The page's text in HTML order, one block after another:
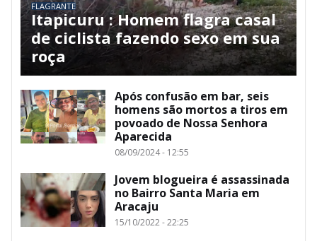
FLAGRANTE
Itapicuru : Homem flagra casal
de ciclista fazendo sexo em sua
roça
Após confusão em bar, seis
homens são mortos a tiros em
povoado de Nossa Senhora
Aparecida
08/09/2024 - 12:55
Jovem blogueira é assassinada
no Bairro Santa Maria em
Aracaju
15/10/2022 - 22:25